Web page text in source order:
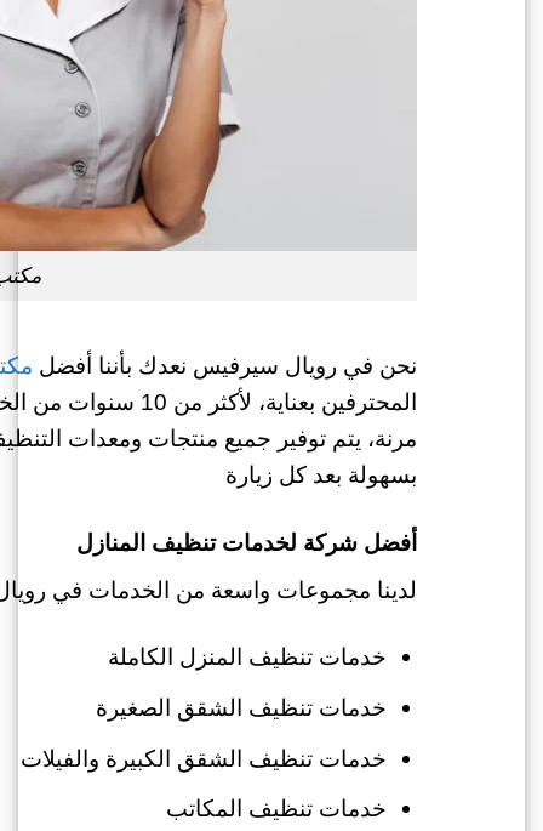
نحن في رويال سيرفيس نعدك بأننا أفضل
مرنة، يتم توفير جميع منتجات ومعدات
بسهولة بعد كل زيارة
أفضل شركة لخدمات تنظيف المنازل
لدينا مجموعات واسعة من الخدمات في
خدمات تنظيف المنزل الكاملة
خدمات تنظيف الشقق الصغيرة
خدمات تنظيف الشقق الكبيرة والفيلات
خدمات تنظيف المكاتب